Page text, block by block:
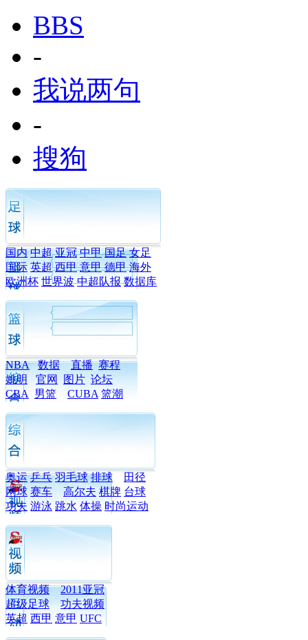
BBS
-
我说两句
-
搜狗
国内 中超 亚冠 中甲 国足 女足
国际 英超 西甲 意甲 德甲 海外
欧洲杯 世界波 中超队报 数据库
NBA 数据 直播 赛程
姚明
官网 图片 论坛
CBA
男篮 CUBA 篮潮
奥运 乒乓 羽毛球 排球
田径
网球 赛车 高尔夫 棋牌 台球
功夫 游泳 跳水 体操 时尚运动
体育视频
2011亚冠
超级足球
功夫视频
英超 西甲 意甲 UFC